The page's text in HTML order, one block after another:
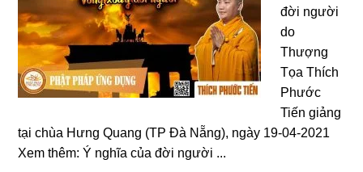
đời người
do
Thượng
Tọa Thích
Phước
Tiến giảng
tại chùa Hưng Quang (TP Đà Nẵng), ngày 19-04-2021
Xem thêm: Ý nghĩa của đời người ...